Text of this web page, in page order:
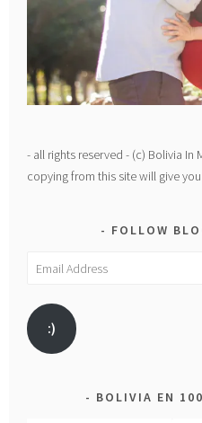
- all rights reserved - (c) Bolivia In
copying from this site will give
FOLLOW
Email
:)
BOLIVIA EN